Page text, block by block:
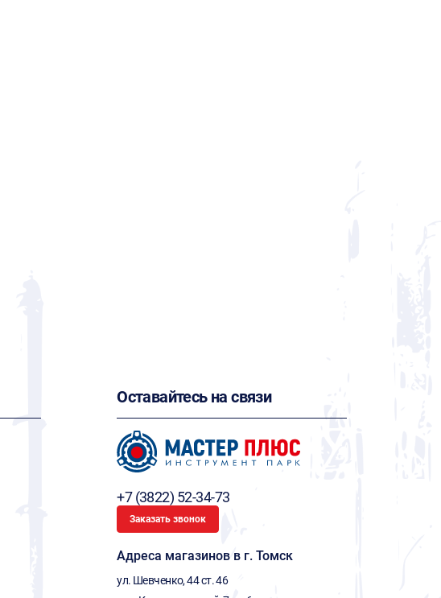
Оставайтесь на связи
+7 (3822) 52-34-73
Заказать звонок
Адреса магазинов в г. Томск
ул. Шевченко, 44 ст. 46